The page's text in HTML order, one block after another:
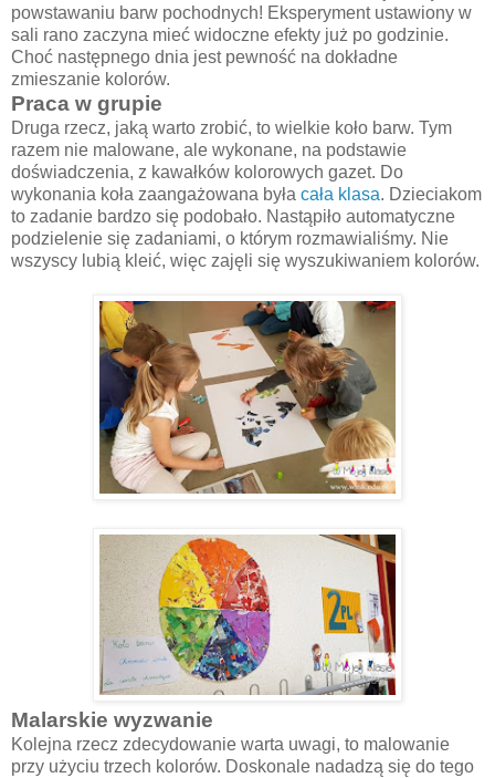
powstawaniu barw pochodnych! Eksperyment ustawiony w
sali rano zaczyna mieć widoczne efekty już po godzinie.
Choć następnego dnia jest pewność na dokładne
zmieszanie kolorów.
Praca w grupie
Druga rzecz, jaką warto zrobić, to wielkie koło barw. Tym
razem nie malowane, ale wykonane, na podstawie
doświadczenia, z kawałków kolorowych gazet. Do
wykonania koła zaangażowana była cała klasa. Dzieciakom
to zadanie bardzo się podobało. Nastąpiło automatyczne
podzielenie się zadaniami, o którym rozmawialiśmy. Nie
wszyscy lubią kleić, więc zajęli się wyszukiwaniem kolorów.
Malarskie wyzwanie
Kolejna rzecz zdecydowanie warta uwagi, to malowanie
przy użyciu trzech kolorów. Doskonale nadadzą się do tego